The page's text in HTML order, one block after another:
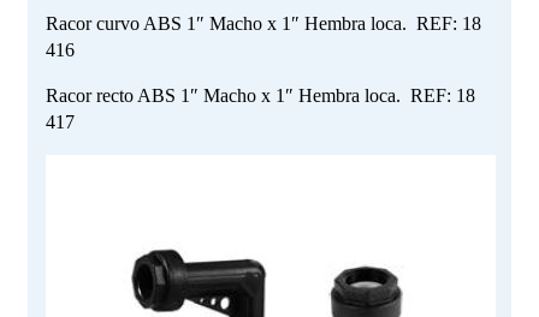
Racor curvo ABS 1″ Macho x 1″ Hembra loca. REF: 18
416
Racor recto ABS 1″ Macho x 1″ Hembra loca. REF: 18
417